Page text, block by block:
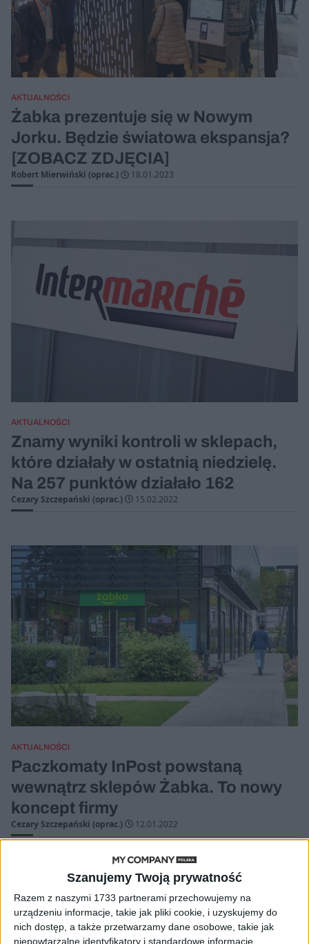
Szanujemy Twoją prywatność
Razem z naszymi 1733 partnerami przechowujemy na
urządzeniu informacje, takie jak pliki cookie, i uzyskujemy do
nich dostęp, a także przetwarzamy dane osobowe, takie jak
niepowtarzalne identyfikatory i standardowe informacje
AKTUALNOŚCI
Żabka prezentuje się w Nowym
Jorku. Będzie światowa ekspansja?
[ZOBACZ ZDJĘCIA]
Robert Mierwiński (oprac.) 18.01.2023
AKTUALNOŚCI
Znamy wyniki kontroli w sklepach,
które działały w ostatnią niedzielę.
Na 257 punktów działało 162
Cezary Szczepański (oprac.) 15.02.2022
AKTUALNOŚCI
Paczkomaty InPost powstaną
wewnątrz sklepów Żabka. To nowy
koncept firmy
Cezary Szczepański (oprac.) 12.01.2022